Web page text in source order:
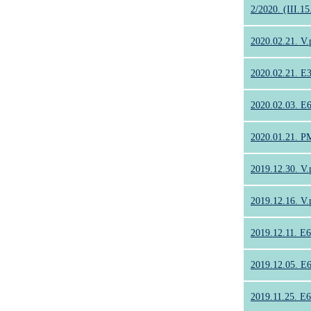
2/2020.
2020.02.21.
2020.02.21.
2020.02.03.
2020.01.21.
2019.12.30.
2019.12.16.
2019.12.11.
2019.12.05.
2019.11.25.